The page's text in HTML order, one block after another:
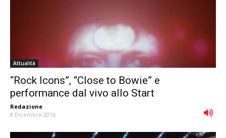
Attualità
“Rock Icons”, “Close to Bowie” e
performance dal vivo allo Start
Redazione -
8 Dicembre 2016